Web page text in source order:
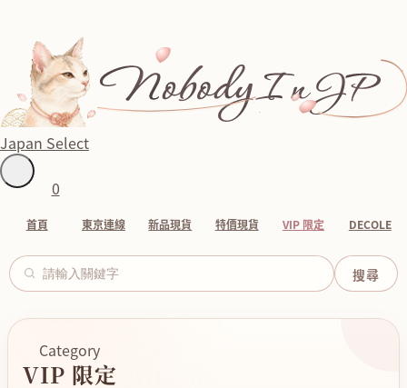
Japan Select
0
首頁 東京連線 新品現貨 特價現貨 VIP 限定 DECOLE
Category
VIP 限定